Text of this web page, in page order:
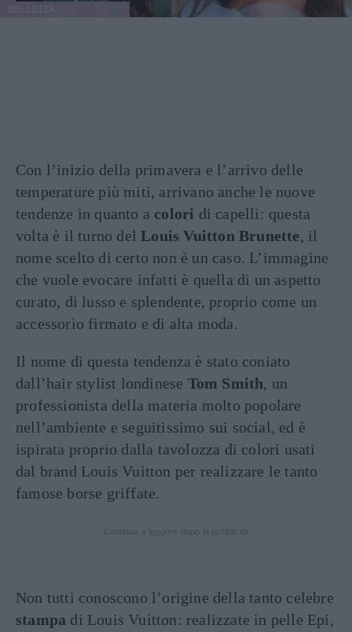
Con l’inizio della primavera e l’arrivo delle
temperature più miti, arrivano anche le nuove
tendenze in quanto a colori di capelli: questa
volta è il turno delLouis Vuitton Brunette, il
nome scelto di certo non è un caso. L’immagine
che vuole evocare infatti è quella di un aspetto
curato, di lusso e splendente, proprio come un
accessorio firmato e di alta moda.
Il nome di questa tendenza è stato coniato
dall’hair stylist londinese Tom Smith, un
professionista della materia molto popolare
nell’ambiente e seguitissimo sui social, ed è
ispirata proprio dalla tavolozza di colori usati
dal brand Louis Vuitton per realizzare le tanto
famose borse griffate.
Non tutti conoscono l’origine della tanto celebre
stampa di Louis Vuitton: realizzate in pelle Epi,